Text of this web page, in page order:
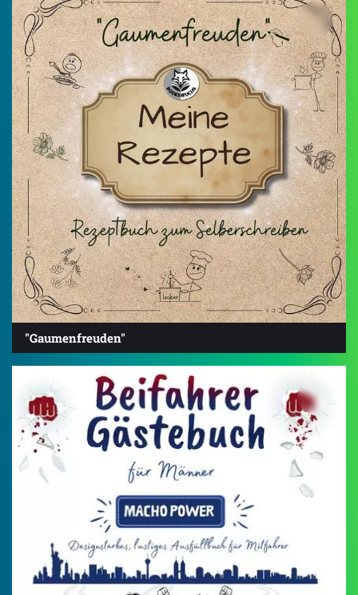
"Gaumenfreuden"